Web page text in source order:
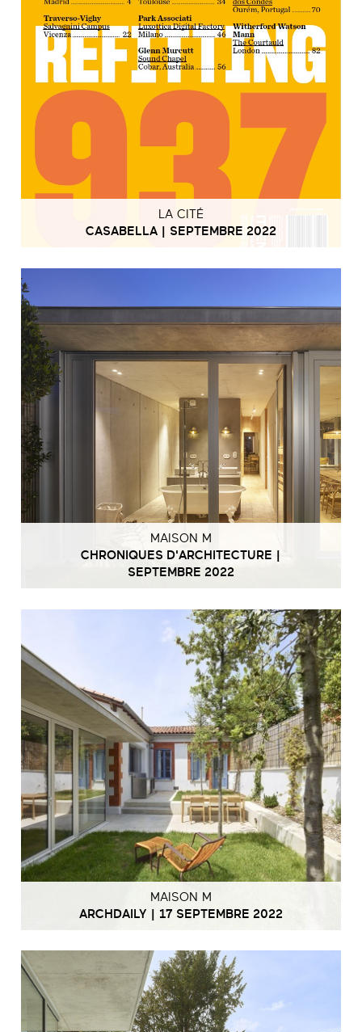
LA CITÉ
CASABELLA | SEPTEMBRE 2022
MAISON M
CHRONIQUES D'ARCHITECTURE |
SEPTEMBRE 2022
MAISON M
ARCHDAILY | 17 SEPTEMBRE 2022